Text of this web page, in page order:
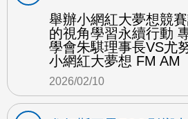
舉辦小網紅大夢想競
的視角學習永續行動
學會朱騏理事長VS尤
小網紅大夢想 FM AM
2026/02/10